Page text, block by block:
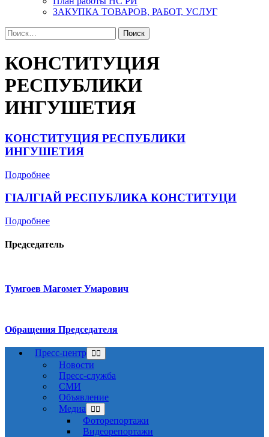
ЗАКУПКА ТОВАРОВ, РАБОТ, УСЛУГ
Найти:
КОНСТИТУЦИЯ
РЕСПУБЛИКИ
ИНГУШЕТИЯ
КОНСТИТУЦИЯ РЕСПУБЛИКИ
ИНГУШЕТИЯ
Подробнее
ГIАЛГIАЙ РЕСПУБЛИКА КОНСТИТУЦИ
Подробнее
Председатель
Тумгоев Магомет Умарович
Обращения Председателя
Пресс-центр
Новости
Пресс-служба
СМИ
Объявление
Медиа
Фоторепортажи
Видеорепортажи